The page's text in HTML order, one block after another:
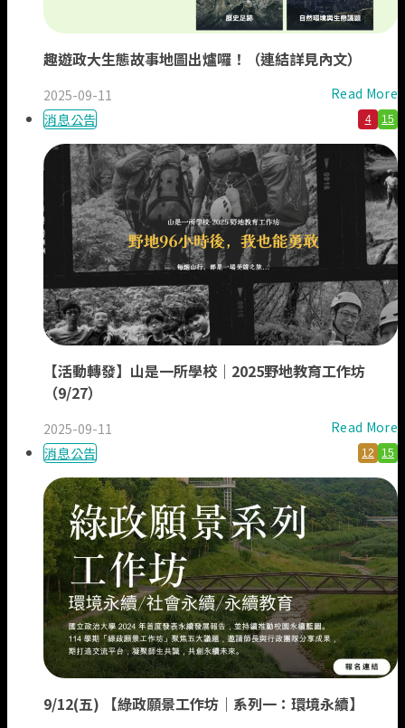
趣遊政大生態故事地圖出爐囉！（連結詳見內文）
2025-09-11
Read More
消息公告
4 15
【活動轉發】山是一所學校｜2025野地教育工作坊
（9/27）
2025-09-11
Read More
消息公告
12 15
9/12(五) 【綠政願景工作坊｜系列一：環境永續】